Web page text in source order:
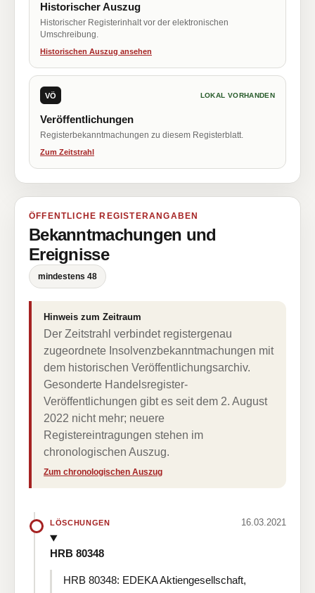
Historischer Auszug
Historischer Registerinhalt vor der elektronischen
Umschreibung.
Historischen Auszug ansehen
VÖ LOKAL VORHANDEN
Veröffentlichungen
Registerbekanntmachungen zu diesem Registerblatt.
Zum Zeitstrahl
ÖFFENTLICHE REGISTERANGABEN
Bekanntmachungen und
Ereignisse
mindestens 48
Hinweis zum Zeitraum
Der Zeitstrahl verbindet registergenau
zugeordnete Insolvenzbekanntmachungen mit
dem historischen Veröffentlichungsarchiv.
Gesonderte Handelsregister-
Veröffentlichungen gibt es seit dem 2. August
2022 nicht mehr; neuere
Registereintragungen stehen im
chronologischen Auszug.
Zum chronologischen Auszug
LÖSCHUNGEN 16.03.2021
HRB 80348
HRB 80348: EDEKA Aktiengesellschaft,